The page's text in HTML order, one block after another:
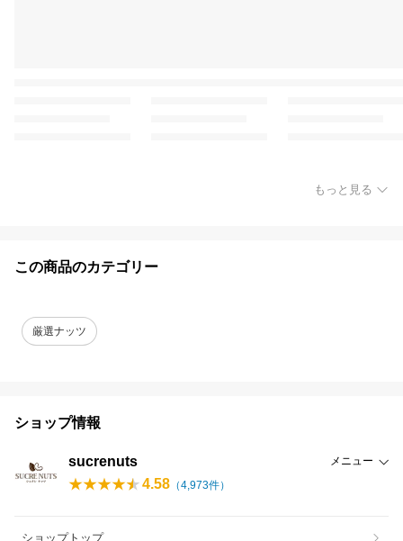
もっと見る
この商品のカテゴリー
厳選ナッツ
ショップ情報
sucrenuts メニュー
4.58 （4,973件）
ショップトップ